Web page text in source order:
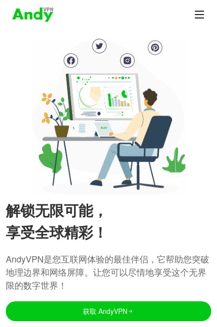
解锁无限可能，
享受全球精彩！
AndyVPN是您互联网体验的最佳伴侣，它帮助您突破
地理边界和网络屏障。让您可以尽情地享受这个无界
限的数字世界！
获取 AndyVPN